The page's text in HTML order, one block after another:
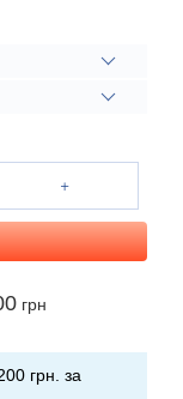
грн
грн. за